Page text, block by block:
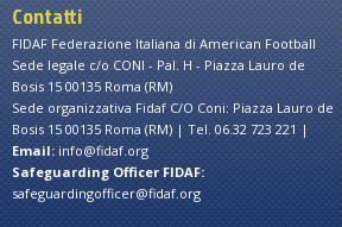
Contatti
FIDAF Federazione Italiana di American Football
Sede legale c/o CONI - Pal. H - Piazza Lauro de
Bosis 15 00135 Roma (RM)
Sede organizzativa Fidaf C/O Coni: Piazza Lauro de
Bosis 15 00135 Roma (RM) | Tel. 06.32 723 221 |
Email: info@fidaf.org
Safeguarding Officer FIDAF:
safeguardingofficer@fidaf.org